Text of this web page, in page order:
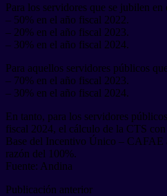
Para los servidores que se jubilen
– 50% en el año fiscal 2022.
– 20% en el año fiscal 2023.
– 30% en el año fiscal 2024.
Para aquellos servidores públicos
– 70% en el año fiscal 2023.
– 30% en el año fiscal 2024.
En tanto, para los servidores
fiscal 2024, el cálculo de la CTS
Base del Incentivo Único – CAFAE
razón del 100%.
Fuente: Andina
Publicación anterior